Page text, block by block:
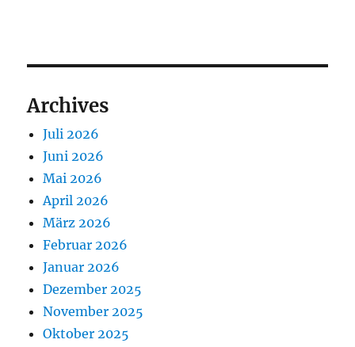
Archives
Juli 2026
Juni 2026
Mai 2026
April 2026
März 2026
Februar 2026
Januar 2026
Dezember 2025
November 2025
Oktober 2025